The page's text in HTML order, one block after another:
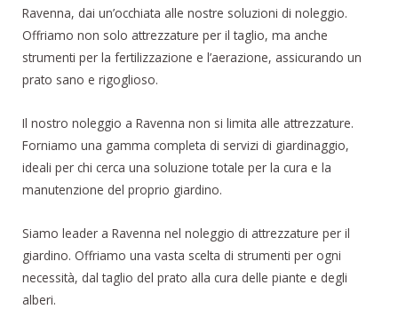
Ravenna, dai un’occhiata alle nostre soluzioni di noleggio.
Offriamo non solo attrezzature per il taglio, ma anche
strumenti per la fertilizzazione e l’aerazione, assicurando un
prato sano e rigoglioso.
Il nostro noleggio a Ravenna non si limita alle attrezzature.
Forniamo una gamma completa di servizi di giardinaggio,
ideali per chi cerca una soluzione totale per la cura e la
manutenzione del proprio giardino.
Siamo leader a Ravenna nel noleggio di attrezzature per il
giardino. Offriamo una vasta scelta di strumenti per ogni
necessità, dal taglio del prato alla cura delle piante e degli
alberi.